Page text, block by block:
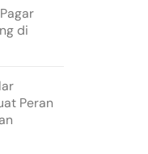
di
Peran